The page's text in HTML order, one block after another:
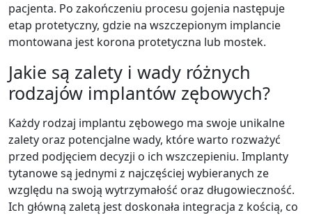
pacjenta. Po zakończeniu procesu gojenia następuje
etap protetyczny, gdzie na wszczepionym implancie
montowana jest korona protetyczna lub mostek.
Jakie są zalety i wady różnych
rodzajów implantów zębowych?
Każdy rodzaj implantu zębowego ma swoje unikalne
zalety oraz potencjalne wady, które warto rozważyć
przed podjęciem decyzji o ich wszczepieniu. Implanty
tytanowe są jednymi z najczęściej wybieranych ze
względu na swoją wytrzymałość oraz długowieczność.
Ich główną zaletą jest doskonała integracja z kością, co